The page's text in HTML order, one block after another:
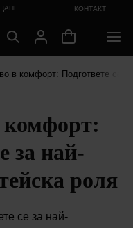
КОНТАКТ
в комфорт: Подгответе се
за най-
роля